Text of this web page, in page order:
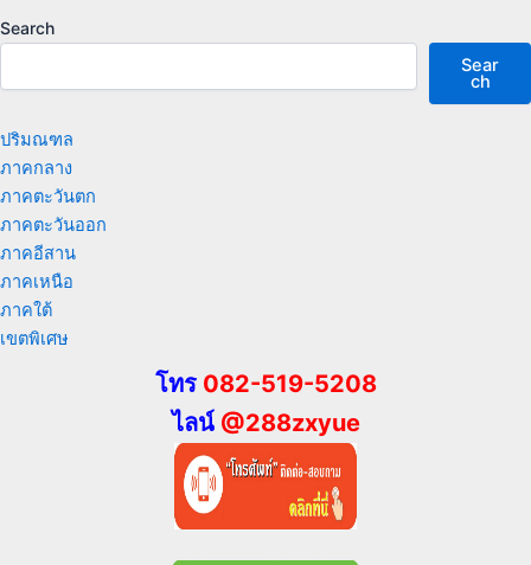
Search
Sear
ch
ปริมณฑล
ภาคกลาง
ภาคตะวันตก
ภาคตะวันออก
ภาคอีสาน
ภาคเหนือ
ภาคใต้
เขตพิเศษ
โทร 082-519-5208
ไลน์ @288zxyue